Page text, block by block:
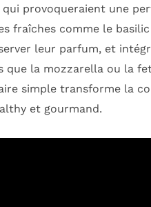
provoqueraient une
fraîches comme le
leur parfum, et
que la mozzarella ou la
simple transforme la
et gourmand.